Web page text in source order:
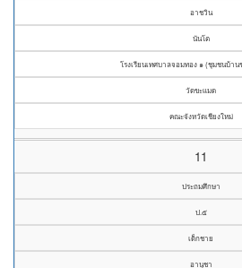
อาชวิน
นันโต
โรงเรียนเทศบาลจอมทอง ๑ (ชุมชนบ้าน
วัดขะแมด
คณะจังหวัดเชียงใหม่
11
ประถมศึกษา
ป.๕
เด็กชาย
อานุชา